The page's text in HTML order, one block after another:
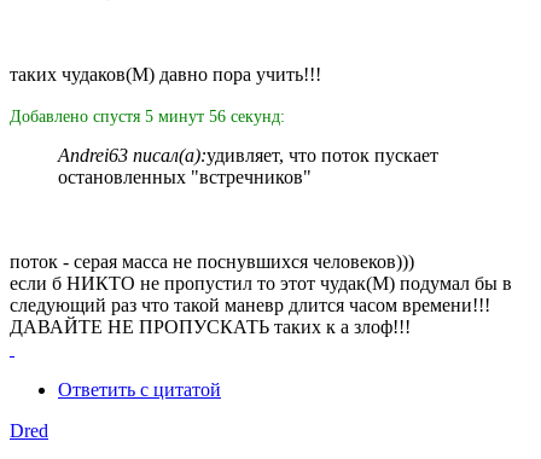
таких чудаков(М) давно пора учить!!!
Добавлено спустя 5 минут 56 секунд:
Andrei63 писал(а):удивляет, что поток пускает
остановленных "встречников"
поток - серая масса не поснувшихся человеков)))
если б НИКТО не пропустил то этот чудак(М) подумал бы в
следующий раз что такой маневр длится часом времени!!!
ДАВАЙТЕ НЕ ПРОПУСКАТЬ таких к а злоф!!!
Ответить с цитатой
Dred